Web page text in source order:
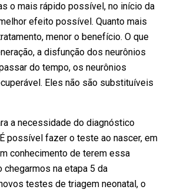
o mais rápido possível, no início da
efeito possível. Quanto mais
menor o benefício. O que
a disfunção dos neurônios
do tempo, os neurônios
Eles não são substituíveis
a necessidade do diagnóstico
possível fazer o teste ao nascer, em
conhecimento de terem essa
chegarmos na etapa 5 da
testes de triagem neonatal, o